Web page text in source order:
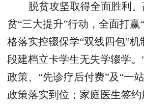
脱贫攻坚取得全面胜利
贫“三大提升”行动，全面打赢“
格落实控辍保学“双线四包”机
段建档立卡学生无失学辍学。
政策、 “先诊疗后付费”及 “一
政策落实到位；家庭医生签约